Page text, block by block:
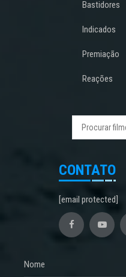
Bastidores
Indicados
Premiação
Reações
CONTATO
[email protected]
Nome